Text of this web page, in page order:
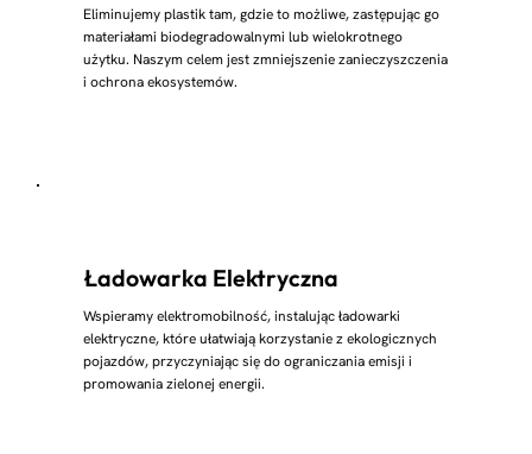
Ładowarka Elektryczna
Wspieramy elektromobilność, instalując ładowarki
elektryczne, które ułatwiają korzystanie z ekologicznych
pojazdów, przyczyniając się do ograniczania emisji i
promowania zielonej energii.
Eliminujemy plastik tam, gdzie to możliwe, zastępując go
materiałami biodegradowalnymi lub wielokrotnego
użytku. Naszym celem jest zmniejszenie zanieczyszczenia
i ochrona ekosystemów.